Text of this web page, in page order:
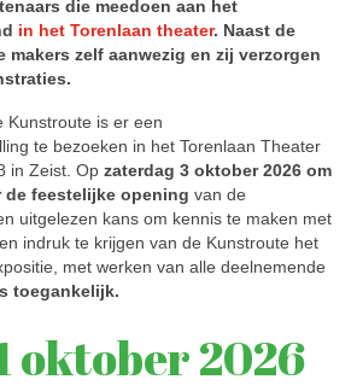
die meedoen aan het
in het Torenlaan theater. Naast de
makers zelf aanwezig en zij verzorgen
Kunstroute is er een
te bezoeken in het Torenlaan Theater
in Zeist. Op zaterdag 3 oktober 2026 om
feestelijke opening van de
uitgelezen kans om kennis te maken met
indruk te krijgen van de Kunstroute het
met werken van alle deelnemende
toegankelijk.
oktober 2026